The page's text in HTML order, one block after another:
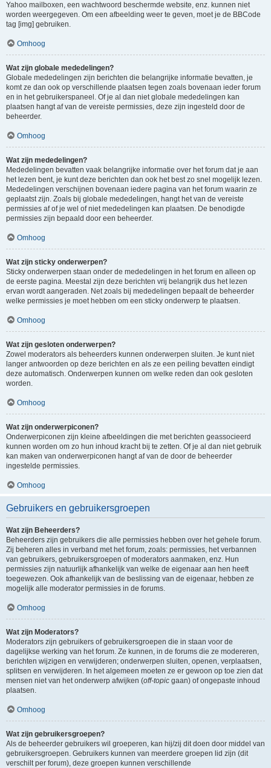
Yahoo mailboxen, een wachtwoord beschermde website, enz. kunnen niet
worden weergegeven. Om een afbeelding weer te geven, moet je de BBCode
tag [img] gebruiken.
Omhoog
Wat zijn globale mededelingen?
Globale mededelingen zijn berichten die belangrijke informatie bevatten, je
komt ze dan ook op verschillende plaatsen tegen zoals bovenaan ieder forum
en in het gebruikerspaneel. Of je al dan niet globale mededelingen kan
plaatsen hangt af van de vereiste permissies, deze zijn ingesteld door de
beheerder.
Omhoog
Wat zijn mededelingen?
Mededelingen bevatten vaak belangrijke informatie over het forum dat je aan
het lezen bent, je kunt deze berichten dan ook het best zo snel mogelijk lezen.
Mededelingen verschijnen bovenaan iedere pagina van het forum waarin ze
geplaatst zijn. Zoals bij globale mededelingen, hangt het van de vereiste
permissies af of je wel of niet mededelingen kan plaatsen. De benodigde
permissies zijn bepaald door een beheerder.
Omhoog
Wat zijn sticky onderwerpen?
Sticky onderwerpen staan onder de mededelingen in het forum en alleen op
de eerste pagina. Meestal zijn deze berichten vrij belangrijk dus het lezen
ervan wordt aangeraden. Net zoals bij mededelingen bepaalt de beheerder
welke permissies je moet hebben om een sticky onderwerp te plaatsen.
Omhoog
Wat zijn gesloten onderwerpen?
Zowel moderators als beheerders kunnen onderwerpen sluiten. Je kunt niet
langer antwoorden op deze berichten en als ze een peiling bevatten eindigt
deze automatisch. Onderwerpen kunnen om welke reden dan ook gesloten
worden.
Omhoog
Wat zijn onderwerpiconen?
Onderwerpiconen zijn kleine afbeeldingen die met berichten geassocieerd
kunnen worden om zo hun inhoud kracht bij te zetten. Of je al dan niet gebruik
kan maken van onderwerpiconen hangt af van de door de beheerder
ingestelde permissies.
Omhoog
Gebruikers en gebruikersgroepen
Wat zijn Beheerders?
Beheerders zijn gebruikers die alle permissies hebben over het gehele forum.
Zij beheren alles in verband met het forum, zoals: permissies, het verbannen
van gebruikers, gebruikersgroepen of moderators aanmaken, enz. Hun
permissies zijn natuurlijk afhankelijk van welke de eigenaar aan hen heeft
toegewezen. Ook afhankelijk van de beslissing van de eigenaar, hebben ze
mogelijk alle moderator permissies in de forums.
Omhoog
Wat zijn Moderators?
Moderators zijn gebruikers of gebruikersgroepen die in staan voor de
dagelijkse werking van het forum. Ze kunnen, in de forums die ze modereren,
berichten wijzigen en verwijderen; onderwerpen sluiten, openen, verplaatsen,
splitsen en verwijderen. In het algemeen moeten ze er gewoon op toe zien dat
mensen niet van het onderwerp afwijken (off-topic gaan) of ongepaste inhoud
plaatsen.
Omhoog
Wat zijn gebruikersgroepen?
Als de beheerder gebruikers wil groeperen, kan hij/zij dit doen door middel van
gebruikersgroepen. Gebruikers kunnen van meerdere groepen lid zijn (dit
verschilt per forum), deze groepen kunnen verschillende